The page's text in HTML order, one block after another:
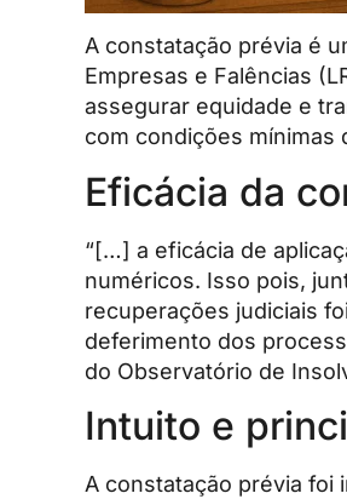
A constatação prévia é
Empresas e Falências
assegurar equidade e
com condições
Eficácia da
“[…] a eficácia de
numéricos. Isso pois,
recuperações judiciais
deferimento dos
do Observatório de
Intuito e
A constatação prévia foi